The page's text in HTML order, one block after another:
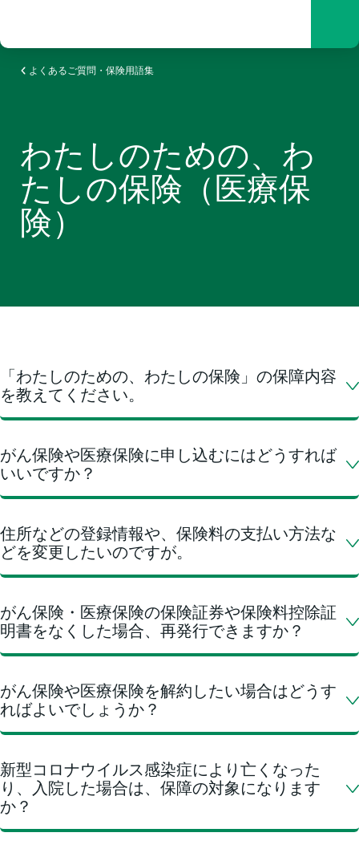
よくあるご質問・保険用語集
わたしのための、わ
たしの保険（医療保
険）
「わたしのための、わたしの保険」の保障内容
を教えてください。
がん保険や医療保険に申し込むにはどうすれば
いいですか？
住所などの登録情報や、保険料の支払い方法な
どを変更したいのですが。
がん保険・医療保険の保険証券や保険料控除証
明書をなくした場合、再発行できますか？
がん保険や医療保険を解約したい場合はどうす
ればよいでしょうか？
新型コロナウイルス感染症により亡くなった
り、入院した場合は、保障の対象になります
か？